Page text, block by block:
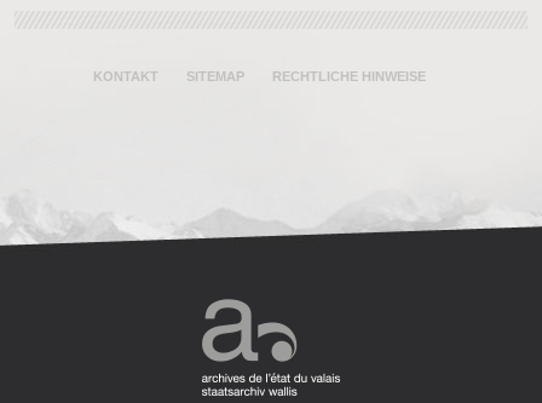
KONTAKT SITEMAP RECHTLICHE HINWEISE